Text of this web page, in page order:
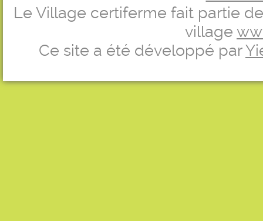
Le Village certiferme fait partie
village
Ce site a été développé par